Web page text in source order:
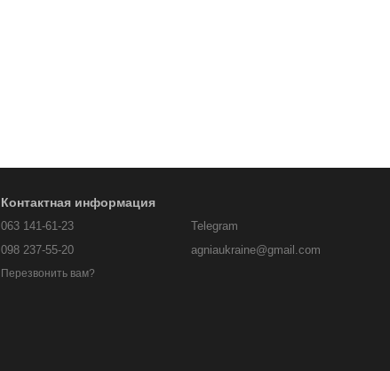
Контактная информация
063 141-61-23
098 237-55-20
Перезвонить вам?
Telegram
agniaukraine@gmail.com